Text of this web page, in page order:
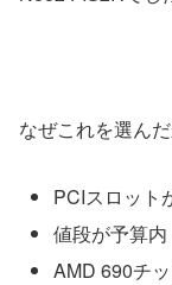
なぜこれを選ん
PCIスロット
値段が予算内
AMD 690チ